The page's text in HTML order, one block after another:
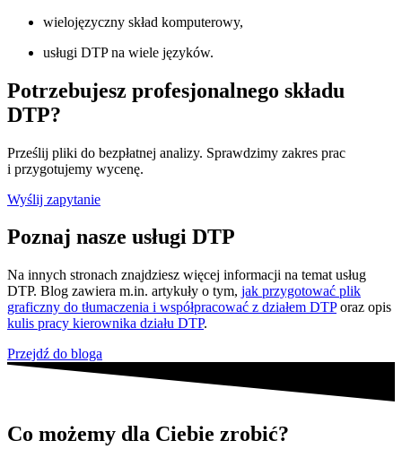
wielojęzyczny skład komputerowy,
usługi DTP na wiele języków.
Potrzebujesz profesjonalnego składu
DTP?
Prześlij pliki do bezpłatnej analizy. Sprawdzimy zakres prac
i przygotujemy wycenę.
Wyślij zapytanie
Poznaj nasze usługi DTP
Na innych stronach znajdziesz więcej informacji na temat usług
DTP. Blog zawiera m.in. artykuły o tym, jak przygotować plik
graficzny do tłumaczenia i współpracować z działem DTPoraz opis
kulis pracy kierownika działu DTP.
Przejdź do bloga
Co możemy dla Ciebie zrobić?